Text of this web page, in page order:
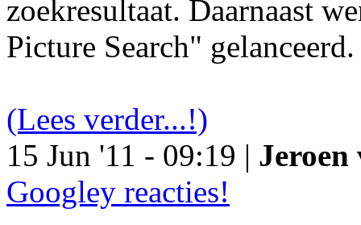
zoekresultaat. Daarnaast
Picture Search" gelanceerd.
(Lees verder...!)
15 Jun '11 - 09:19 | Jeroen
Googley reacties!